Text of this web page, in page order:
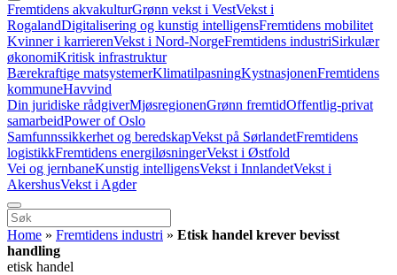
Fremtidens akvakulturGrønn vekst i VestVekst i
RogalandDigitalisering og kunstig intelligensFremtidens mobilitet
Kvinner i karrierenVekst i Nord-NorgeFremtidens industriSirkulær
økonomiKritisk infrastruktur
Bærekraftige matsystemerKlimatilpasningKystnasjonenFremtidens
kommuneHavvind
Din juridiske rådgiverMjøsregionenGrønn fremtidOffentlig-privat
samarbeidPower of Oslo
Samfunnssikkerhet og beredskapVekst på SørlandetFremtidens
logistikkFremtidens energiløsningerVekst i Østfold
Vei og jernbaneKunstig intelligensVekst i InnlandetVekst i
AkershusVekst i Agder
Home » Fremtidens industri » Etisk handel krever bevisst
handling
etisk handel